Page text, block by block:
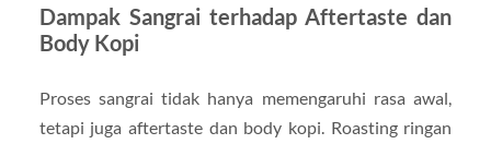
Dampak Sangrai terhadap Aftertaste dan
Body Kopi
Proses sangrai tidak hanya memengaruhi rasa awal,
tetapi juga aftertaste dan body kopi. Roasting ringan